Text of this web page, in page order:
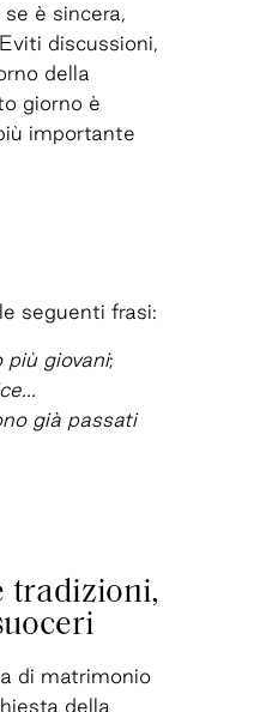
è sincera,
discussioni,
della
giorno è
importante
seguenti frasi:
più giovani;
già passati
tradizioni,
di matrimonio
della